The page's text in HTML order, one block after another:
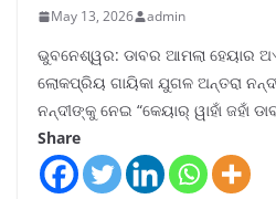
May 13, 2026 admin
ଭୁବନେଶ୍ୱର: ଡାବର ଆମଲା ହେୟାର
ଲୋକପ୍ରିୟ ଗାୟିକା ଯୁଗଳ ଅନ୍ତରା
ନନ୍ଦୀଙ୍କୁ ନେଇ “କେୟାର୍ ୱାହାଁ ଜହାଁ
Share